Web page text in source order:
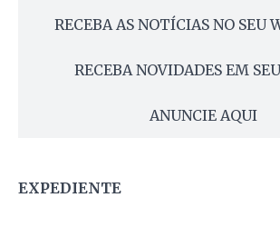
RECEBA AS NOTÍCIAS NO SEU
RECEBA NOVIDADES EM
ANUNCIE AQUI
EXPEDIENTE